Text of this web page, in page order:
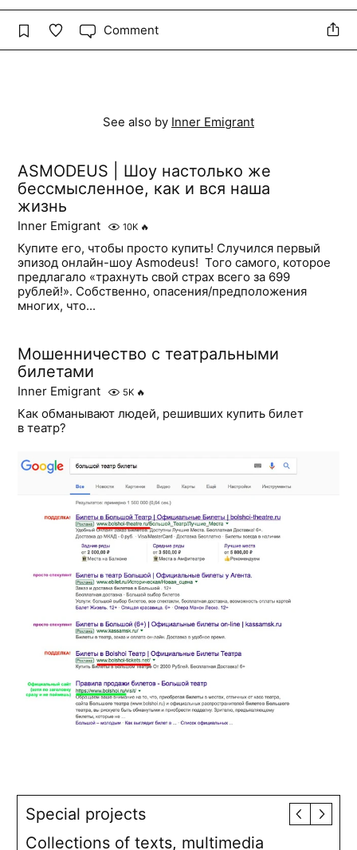
Comment
See also by Inner Emigrant
ASMODEUS | Шоу настолько же
бессмысленное, как и вся наша
жизнь
Inner Emigrant 10K 🔥
Купите его, чтобы просто купить! Случился первый
эпизод онлайн-шоу Asmodeus! ​ Того самого, которое
предлагало «трахнуть свой страх всего за 699
рублей!». Собственно, опасения/предположения
многих, что...
Мошенничество с театральными
билетами
Inner Emigrant 5K 🔥
Как обманывают людей, решивших купить билет
в театр?
Special projects
Collections of texts, multimedia